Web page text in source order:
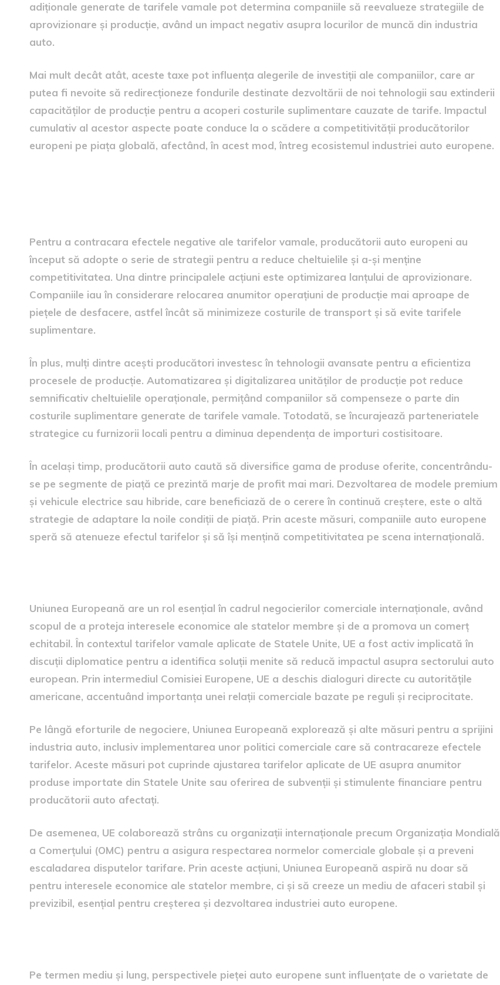
adiționale generate de tarifele vamale pot determina companiile să reevalueze strategiile de
aprovizionare și producție, având un impact negativ asupra locurilor de muncă din industria
auto.
Mai mult decât atât, aceste taxe pot influența alegerile de investiții ale companiilor, care ar
putea fi nevoite să redirecționeze fondurile destinate dezvoltării de noi tehnologii sau extinderii
capacităților de producție pentru a acoperi costurile suplimentare cauzate de tarife. Impactul
cumulativ al acestor aspecte poate conduce la o scădere a competitivității producătorilor
europeni pe piața globală, afectând, în acest mod, întreg ecosistemul industriei auto europene.
Pentru a contracara efectele negative ale tarifelor vamale, producătorii auto europeni au
început să adopte o serie de strategii pentru a reduce cheltuielile și a-și menține
competitivitatea. Una dintre principalele acțiuni este optimizarea lanțului de aprovizionare.
Companiile iau în considerare relocarea anumitor operațiuni de producție mai aproape de
piețele de desfacere, astfel încât să minimizeze costurile de transport și să evite tarifele
suplimentare.
În plus, mulți dintre acești producători investesc în tehnologii avansate pentru a eficientiza
procesele de producție. Automatizarea și digitalizarea unităților de producție pot reduce
semnificativ cheltuielile operaționale, permițând companiilor să compenseze o parte din
costurile suplimentare generate de tarifele vamale. Totodată, se încurajează parteneriatele
strategice cu furnizorii locali pentru a diminua dependența de importuri costisitoare.
În același timp, producătorii auto caută să diversifice gama de produse oferite, concentrându-
se pe segmente de piață ce prezintă marje de profit mai mari. Dezvoltarea de modele premium
și vehicule electrice sau hibride, care beneficiază de o cerere în continuă creștere, este o altă
strategie de adaptare la noile condiții de piață. Prin aceste măsuri, companiile auto europene
speră să atenueze efectul tarifelor și să își mențină competitivitatea pe scena internațională.
Uniunea Europeană are un rol esențial în cadrul negocierilor comerciale internaționale, având
scopul de a proteja interesele economice ale statelor membre și de a promova un comerț
echitabil. În contextul tarifelor vamale aplicate de Statele Unite, UE a fost activ implicată în
discuții diplomatice pentru a identifica soluții menite să reducă impactul asupra sectorului auto
european. Prin intermediul Comisiei Europene, UE a deschis dialoguri directe cu autoritățile
americane, accentuând importanța unei relații comerciale bazate pe reguli și reciprocitate.
Pe lângă eforturile de negociere, Uniunea Europeană explorează și alte măsuri pentru a sprijini
industria auto, inclusiv implementarea unor politici comerciale care să contracareze efectele
tarifelor. Aceste măsuri pot cuprinde ajustarea tarifelor aplicate de UE asupra anumitor
produse importate din Statele Unite sau oferirea de subvenții și stimulente financiare pentru
producătorii auto afectați.
De asemenea, UE colaborează strâns cu organizații internaționale precum Organizația Mondială
a Comerțului (OMC) pentru a asigura respectarea normelor comerciale globale și a preveni
escaladarea disputelor tarifare. Prin aceste acțiuni, Uniunea Europeană aspiră nu doar să
pentru interesele economice ale statelor membre, ci și să creeze un mediu de afaceri stabil și
previzibil, esențial pentru creșterea și dezvoltarea industriei auto europene.
Pe termen mediu și lung, perspectivele pieței auto europene sunt influențate de o varietate de